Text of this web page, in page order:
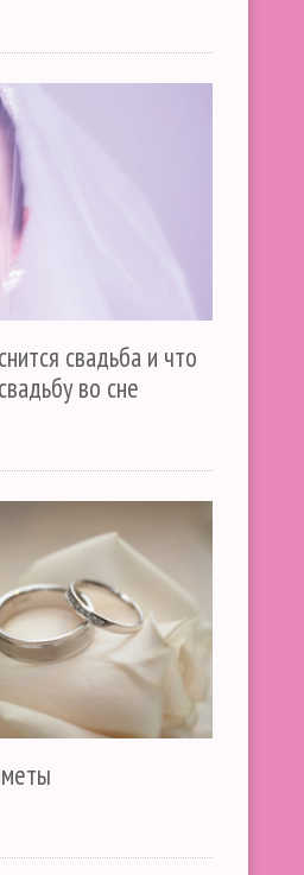
свадьба и что
во сне